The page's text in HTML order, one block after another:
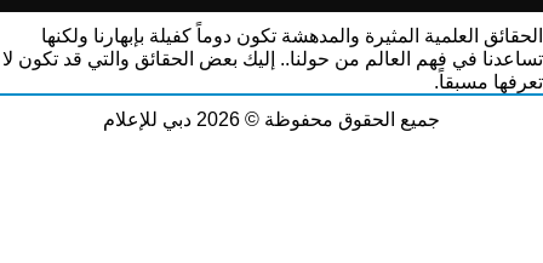
الحقائق العلمية المثيرة والمدهشة تكون دوماً كفيلة بإبهارنا ولكنها
تساعدنا في فهم العالم من حولنا.. إليك بعض الحقائق والتي قد تكون لا
تعرفها مسبقاً.
جميع الحقوق محفوظة © 2026 دبي للإعلام